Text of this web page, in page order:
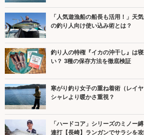
「人気遊漁船の船長も活用！」天
の釣り人向け使い込み術とは？
釣り人の特権『イカの沖干し』は
い？ 3種の保存方法を徹底検証
寒がり釣り女子の重ね着術（レイ
シャレより暖かさ重視？
「ハードコア」シリーズのミノー
連打【長崎】ランガンでサラシを攻